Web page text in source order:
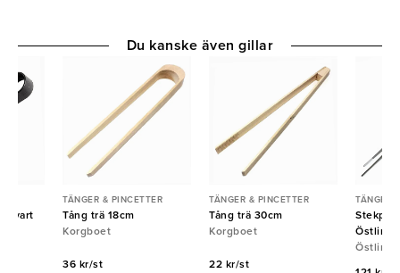
svart
TÄNGER & PINCETTER
Tång trä 18cm
Korgboet
36 kr/st
TÄNGER & PINCETTER
Tång trä 30cm
Korgboet
22 kr/st
TÄNGER
Östlin
Östlin
Du kanske även gillar